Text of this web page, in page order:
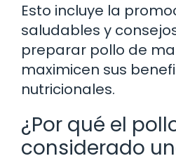
Esto incluye la
saludables y
preparar pollo de
maximicen sus
nutricionales.
¿Por qué el
considerado